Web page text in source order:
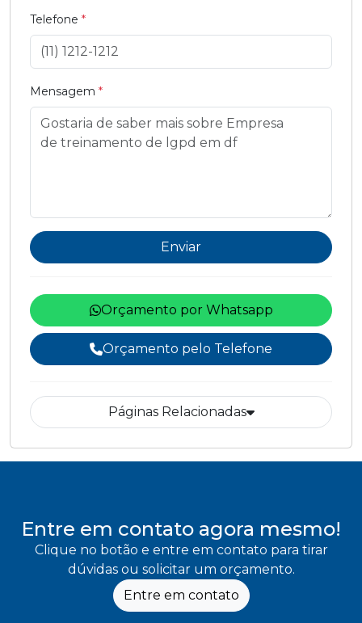
Telefone *
Mensagem *
Enviar
Orçamento por Whatsapp
Orçamento pelo Telefone
Páginas Relacionadas
Entre em contato agora mesmo!
Clique no botão e entre em contato para tirar
dúvidas ou solicitar um orçamento.
Entre em contato